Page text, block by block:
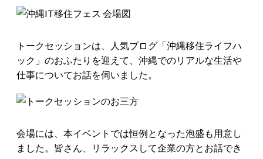
トークセッションは、人気ブログ「沖縄移住ライフハ
ック」のおふたりを迎えて、沖縄でのリアルな生活や
仕事についてお話を伺いました。
会場には、本イベントでは恒例となった泡盛も用意し
ました。皆さん、リラックスして企業の方とお話でき